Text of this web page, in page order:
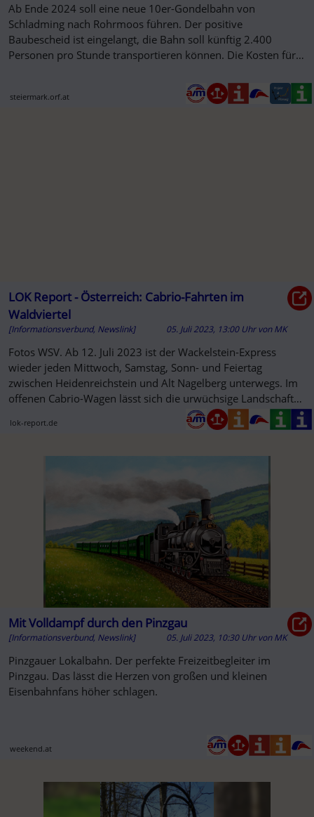
Ab Ende 2024 soll eine neue 10er-Gondelbahn von
Schladming nach Rohrmoos führen. Der positive
Baubescheid ist eingelangt, die Bahn soll künftig 2.400
Personen pro Stunde transportieren können. Die Kosten für
steiermark.orf.at
LOK Report - Österreich: Cabrio-Fahrten im
Waldviertel
[Informationsverbund, Newslink] 05. Juli 2023, 13:00 Uhr vonMK
Fotos WSV. Ab 12. Juli 2023 ist der Wackelstein-Express
wieder jeden Mittwoch, Samstag, Sonn- und Feiertag
zwischen Heidenreichstein und Alt Nagelberg unterwegs. Im
offenen Cabrio-Wagen lässt sich die urwüchsige Landschaft
lok-report.de
Mit Volldampf durch den Pinzgau
[Informationsverbund, Newslink] 05. Juli 2023, 10:30 Uhr vonMK
Pinzgauer Lokalbahn. Der perfekte Freizeitbegleiter im
Pinzgau. Das lässt die Herzen von großen und kleinen
Eisenbahnfans höher schlagen.
weekend.at